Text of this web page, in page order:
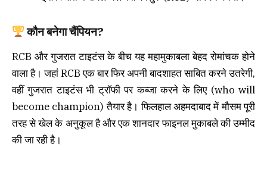
कौन बनेगा चैंपियन?
RCB और गुजरात टाइटंस के बीच यह महामुकाबला बेहद रोमांचक होने
वाला है। जहां RCB एक बार फिर अपनी बादशाहत साबित करने उतरेगी,
वहीं गुजरात टाइटंस भी ट्रॉफी पर कब्जा करने के लिए (who will
become champion) तैयार है। फिलहाल अहमदाबाद में मौसम पूरी
तरह से खेल के अनुकूल है और एक शानदार फाइनल मुकाबले की उम्मीद
की जा रही है।